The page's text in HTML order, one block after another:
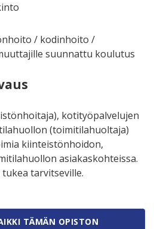
/ kodinhoito /
suunnattu koulutus
kotityöpalvelujen
(toimitilahuoltaja)
kiinteistönhoidon,
asiakaskohteissa.
tarvitseville.
TÄMÄN OPISTON